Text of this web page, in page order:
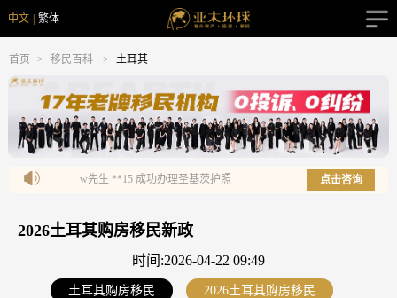
中文 繁体
首页 > 移民百科 > 土耳其
w先生 **15 成功办理圣基茨护照 l先生 **85 成功办理瓦努阿图
点击咨询
2026土耳其购房移民新政
时间:2026-04-22 09:49
土耳其购房移民 2026土耳其购房移民